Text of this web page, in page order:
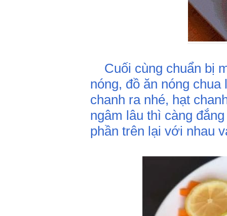
Cuối cùng chuẩn bị
nóng, đồ ăn nóng
chanh ra nhé, hạt
ngâm lâu thì càng
phần trên lại với nhau